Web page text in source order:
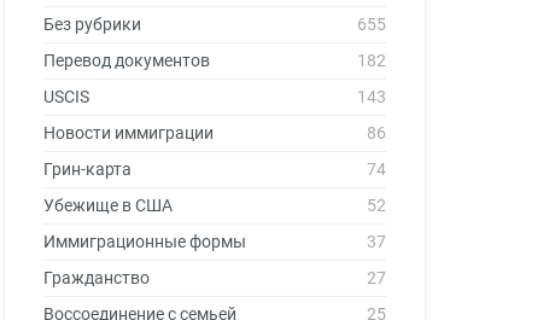
Без рубрики
655
Перевод документов
182
USCIS
143
Новости иммиграции
86
Грин-карта
74
Убежище в США
52
Иммиграционные формы
37
Гражданство
27
Воссоединение с семьей
25